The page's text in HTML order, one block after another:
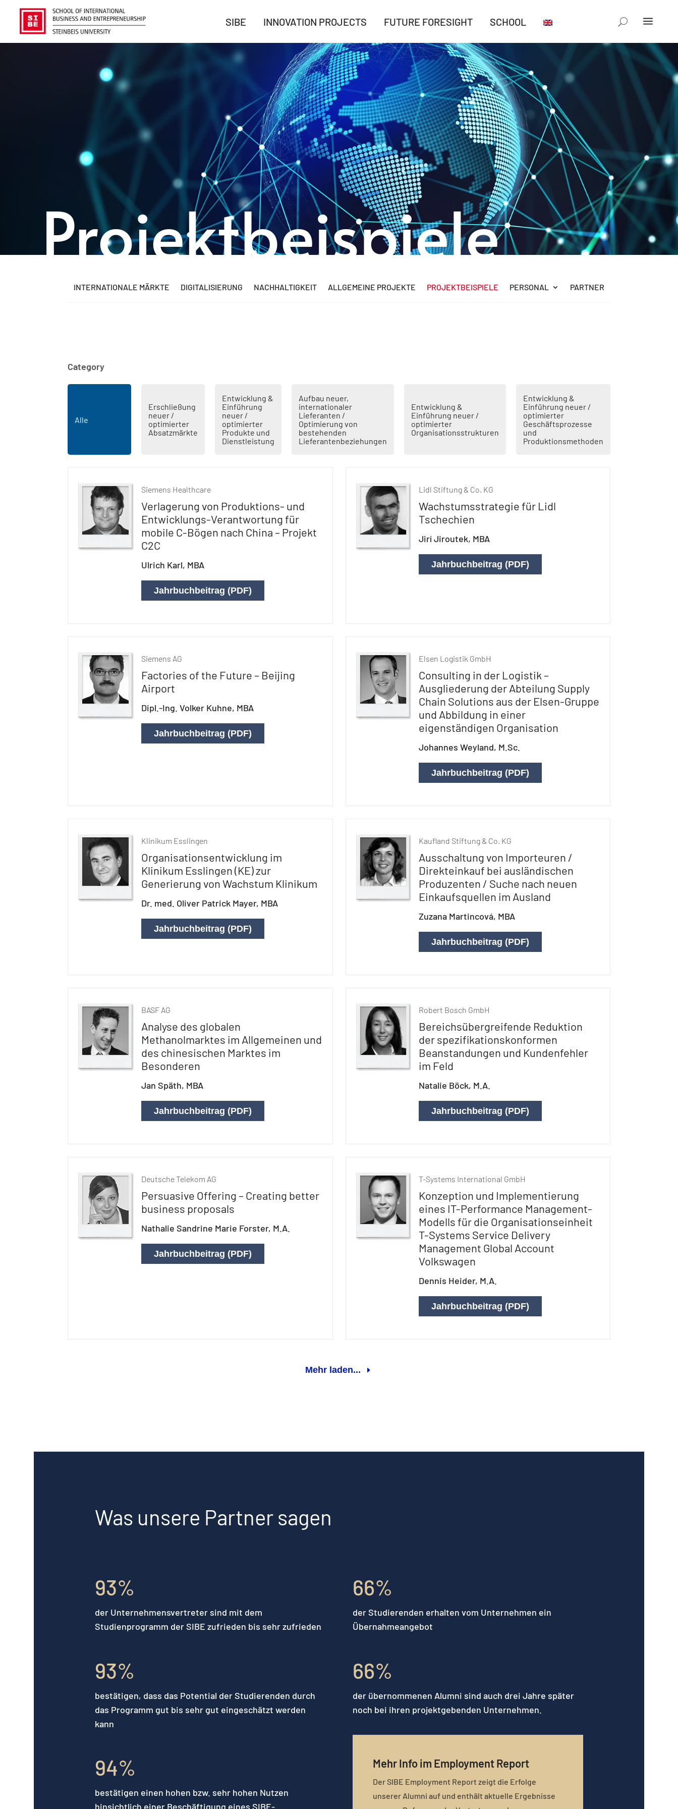
SIBE INNOVATION PROJECTS FUTURE FORESIGHT SCHOOL
Projektbeispiele
INTERNATIONALE MÄRKTE DIGITALISIERUNG NACHHALTIGKEIT ALLGEMEINE PROJEKTE PROJEKTBEISPIELE PERSONAL PARTNER
Category
Alle
Erschließung
neuer /
optimierter
Absatzmärkte
Entwicklung &
Einführung
neuer /
optimierter
Produkte und
Dienstleistung
Aufbau neuer,
internationaler
Lieferanten /
Optimierung von
bestehenden
Lieferantenbeziehungen
Entwicklung &
Einführung neuer /
optimierter
Organisationsstrukturen
Entwicklung &
Einführung neuer /
optimierter
Geschäftsprozesse
und
Produktionsmethoden
Siemens Healthcare
Verlagerung von Produktions- und
Entwicklungs-Verantwortung für
mobile C-Bögen nach China – Projekt
C2C
Ulrich Karl, MBA
Jahrbuchbeitrag (PDF)
Lidl Stiftung & Co. KG
Wachstumsstrategie für Lidl
Tschechien
Jirí Jiroutek, MBA
Jahrbuchbeitrag (PDF)
Siemens AG
Factories of the Future – Beijing
Airport
Dipl.-Ing. Volker Kuhne, MBA
Jahrbuchbeitrag (PDF)
Elsen Logistik GmbH
Consulting in der Logistik –
Ausgliederung der Abteilung Supply
Chain Solutions aus der Elsen-Gruppe
und Abbildung in einer
eigenständigen Organisation
Johannes Weyland, M.Sc.
Jahrbuchbeitrag (PDF)
Klinikum Esslingen
Organisationsentwicklung im
Klinikum Esslingen (KE) zur
Generierung von Wachstum Klinikum
Dr. med. Oliver Patrick Mayer, MBA
Jahrbuchbeitrag (PDF)
Kaufland Stiftung & Co. KG
Ausschaltung von Importeuren /
Direkteinkauf bei ausländischen
Produzenten / Suche nach neuen
Einkaufsquellen im Ausland
Zuzana Martincová, MBA
Jahrbuchbeitrag (PDF)
BASF AG
Analyse des globalen
Methanolmarktes im Allgemeinen und
des chinesischen Marktes im
Besonderen
Jan Späth, MBA
Jahrbuchbeitrag (PDF)
Robert Bosch GmbH
Bereichsübergreifende Reduktion
der spezifikationskonformen
Beanstandungen und Kundenfehler
im Feld
Natalie Böck, M.A.
Jahrbuchbeitrag (PDF)
Deutsche Telekom AG
Persuasive Offering – Creating better
business proposals
Nathalie Sandrine Marie Forster, M.A.
Jahrbuchbeitrag (PDF)
T-Systems International GmbH
Konzeption und Implementierung
eines IT-Performance Management-
Modells für die Organisationseinheit
T-Systems Service Delivery
Management Global Account
Volkswagen
Dennis Heider, M.A.
Jahrbuchbeitrag (PDF)
Mehr laden...
Was unsere Partner sagen
93%
der Unternehmensvertreter sind mit dem
Studienprogramm der SIBE zufrieden bis sehr zufrieden
93%
bestätigen, dass das Potential der Studierenden durch
das Programm gut bis sehr gut eingeschätzt werden
kann
94%
bestätigen einen hohen bzw. sehr hohen Nutzen
hinsichtlich einer Beschäftigung eines SIBE-
66%
der Studierenden erhalten vom Unternehmen ein
Übernahmeangebot
66%
der übernommenen Alumni sind auch drei Jahre später
noch bei ihren projektgebenden Unternehmen.
Mehr Info im Employment Report
Der SIBE Employment Report zeigt die Erfolge
unserer Alumni auf und enthält aktuelle Ergebnisse